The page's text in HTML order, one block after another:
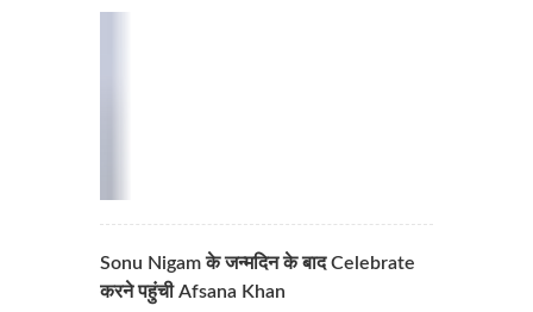
Sonu Nigam के जन्मदिन के बाद Celebrate
करने पहुंची Afsana Khan